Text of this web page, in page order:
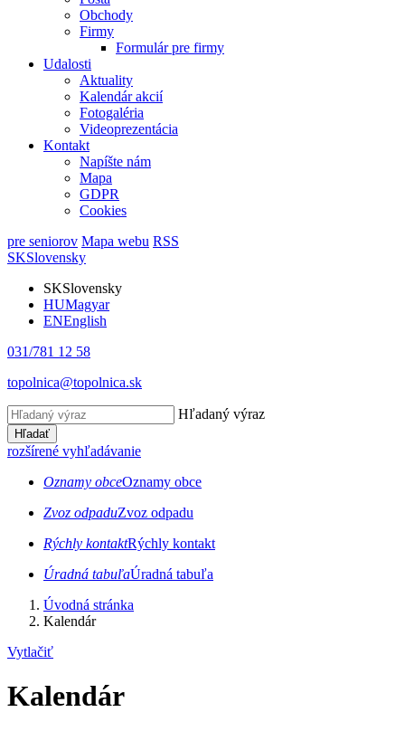
Obchody
Firmy
Formulár pre firmy
Udalosti
Aktuality
Kalendár akcií
Fotogaléria
Videoprezentácia
Kontakt
Napíšte nám
Mapa
GDPR
Cookies
pre seniorov Mapa webu RSS
SKSlovensky
SKSlovensky
HUMagyar
ENEnglish
031/781 12 58
topolnica@topolnica.sk
Hľadaný výraz
Hľadať
rozšírené vyhľadávanie
Oznamy obceOznamy obce
Zvoz odpaduZvoz odpadu
Rýchly kontaktRýchly kontakt
Úradná tabuľaÚradná tabuľa
Úvodná stránka
Kalendár
Vytlačiť
Kalendár